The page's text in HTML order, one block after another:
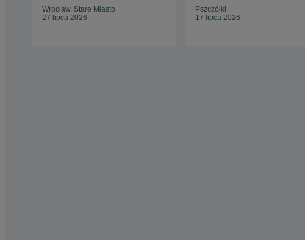
Wrocław, Stare Miasto
27 lipca 2026
Pszczółki
17 lipca 2026